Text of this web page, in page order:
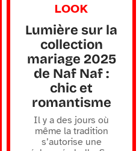
LOOK
Lumière sur la
collection
mariage 2025
de Naf Naf :
chic et
romantisme
Il y a des jours où
même la tradition
s’autorise une